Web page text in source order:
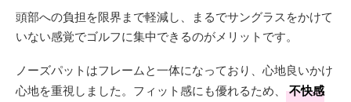
頭部への負担を限界まで軽減し、まるでサングラスをかけて
いない感覚でゴルフに集中できるのがメリットです。
ノーズパットはフレームと一体になっており、心地良いかけ
心地を重視しました。フィット感にも優れるため、
不快感